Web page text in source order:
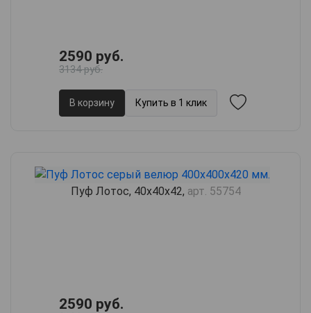
2590 руб.
3134 руб.
В корзину Купить в 1 клик
Пуф Лотос, 40х40х42, арт. 55754
2590 руб.